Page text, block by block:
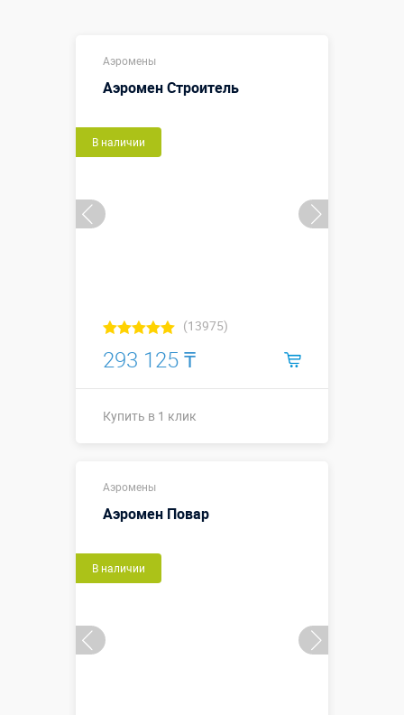
Аэромены
Аэромен Строитель
В наличии
(13975)
293 125 ₸
Купить в 1 клик
Аэромены
Аэромен Повар
В наличии